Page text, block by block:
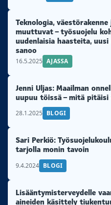
Teknologia,
muuttuvat – työsuojelu
uudenlaisia haasteita,
sanoo
16.5.2025 AJASSA
Jenni Uljas: Maailman
uupuu töissä – mitä pitäisi
28.1.2025 BLOGI
Sari Perkiö:
tarjolla monin tavoin
9.4.2024 BLOGI
Lisääntymisterveydelle
aineiden käsittely